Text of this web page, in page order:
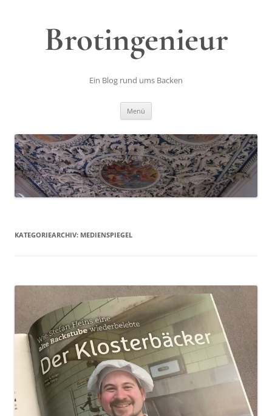
Brotingenieur
Ein Blog rund ums Backen
Menü
KATEGORIEARCHIV: MEDIENSPIEGEL